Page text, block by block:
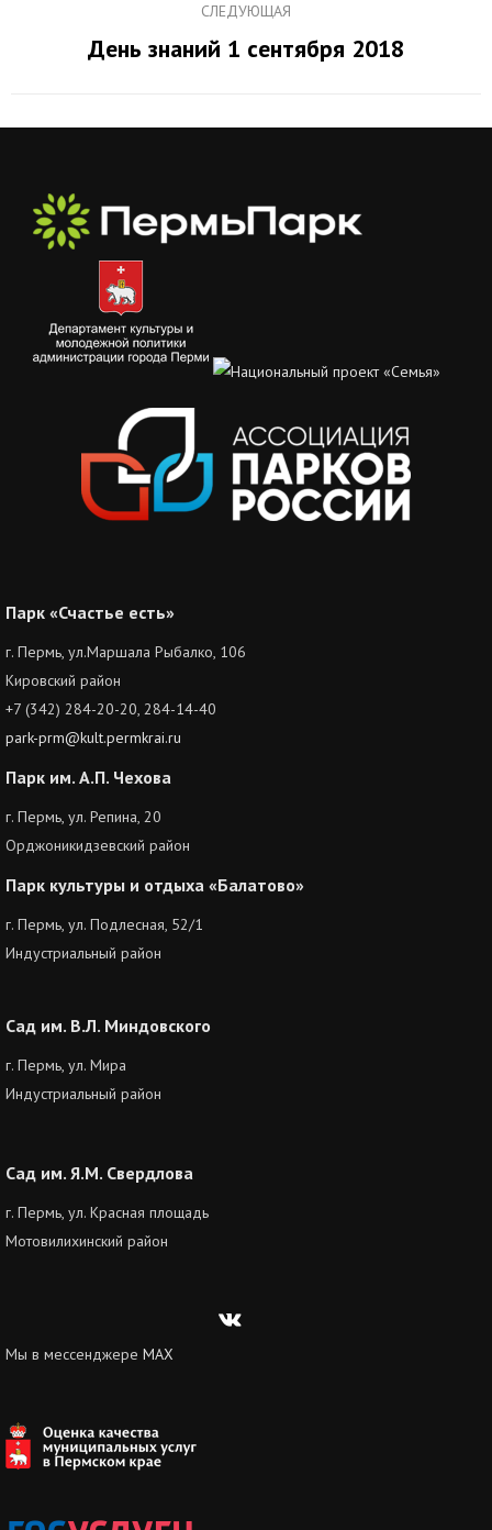
СЛЕДУЮЩАЯ
Следующий
День знаний 1 сентября 2018
Парк «Счастье есть»
г. Пермь, ул.Маршала Рыбалко, 106
Кировский район
+7 (342) 284-20-20, 284-14-40
park-prm@kult.permkrai.ru
Парк им. А.П. Чехова
г. Пермь, ул. Репина, 20
Орджоникидзевский район
Парк культуры и отдыха «Балатово»
г. Пермь, ул. Подлесная, 52/1
Индустриальный район
Сад им. В.Л. Миндовского
г. Пермь, ул. Мира
Индустриальный район
Сад им. Я.М. Свердлова
г. Пермь, ул. Красная площадь
Мотовилихинский район
Вконтакте
Мы в мессенджере MAX